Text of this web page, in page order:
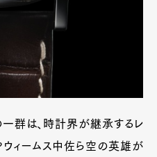
群は、時計界が継承するレ
ウィームス中佐ら空の英雄が